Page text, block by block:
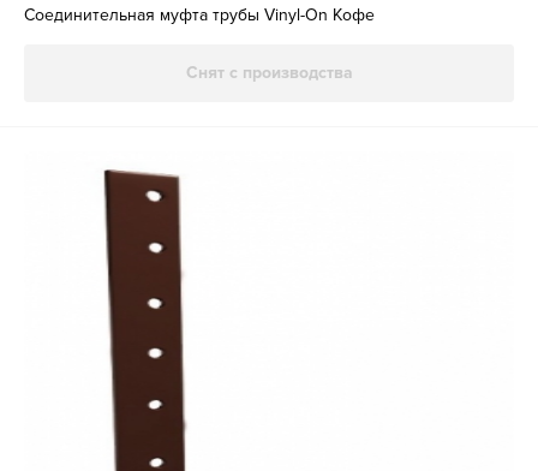
Соединительная муфта трубы Vinyl-On Кофе
Снят с производства